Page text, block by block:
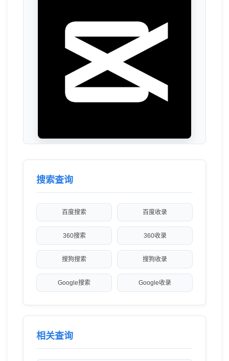
搜索查询
百度搜索 百度收录
360搜索 360收录
搜狗搜索 搜狗收录
Google搜索 Google收录
相关查询